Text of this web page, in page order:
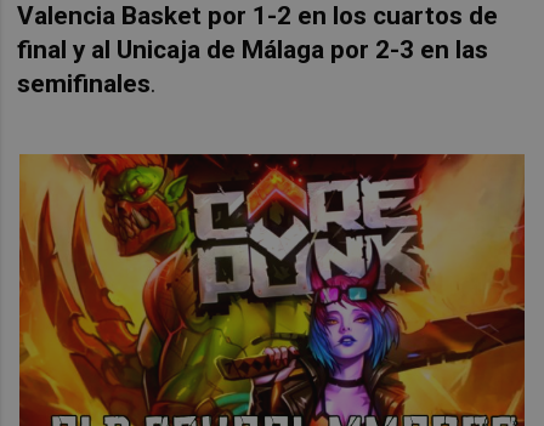
Valencia Basket por 1-2 en los cuartos de
final y al Unicaja de Málaga por 2-3 en las
semifinales.